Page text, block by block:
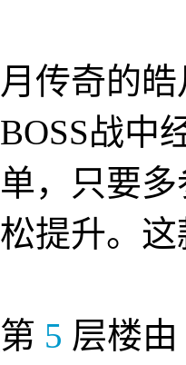
传奇的
战中
，只要
提升。
第 5 层楼由